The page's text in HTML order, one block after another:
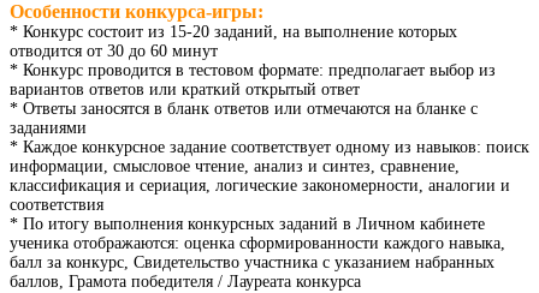
Особенности конкурса-игры:
* Конкурс состоит из 15-20 заданий, на выполнение которых
отводится от 30 до 60 минут
* Конкурс проводится в тестовом формате: предполагает выбор из
вариантов ответов или краткий открытый ответ
* Ответы заносятся в бланк ответов или отмечаются на бланке с
заданиями
* Каждое конкурсное задание соответствует одному из навыков: поиск
информации, смысловое чтение, анализ и синтез, сравнение,
классификация и сериация, логические закономерности, аналогии и
соответствия
* По итогу выполнения конкурсных заданий в Личном кабинете
ученика отображаются: оценка сформированности каждого навыка,
балл за конкурс, Свидетельство участника с указанием набранных
баллов, Грамота победителя / Лауреата конкурса